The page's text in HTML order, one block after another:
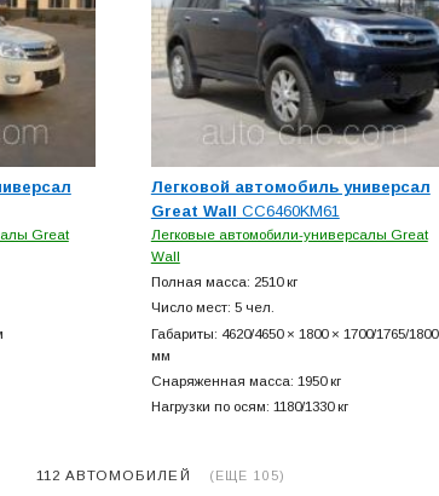
Great
Легковой автомобиль универсал
Great Wall CC6460KM61
Легковые автомобили-универсалы Great
Wall
Полная масса: 2510 кг
Число мест: 5 чел.
Габариты: 4620/4650 × 1800 × 1700/1765/1800
мм
Снаряженная масса: 1950 кг
Нагрузки по осям: 1180/1330 кг
112 АВТОМОБИЛЕЙ (ЕЩЕ 105)